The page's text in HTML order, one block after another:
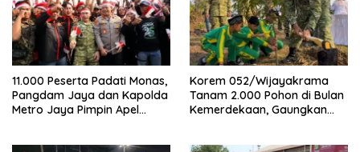
11.000 Peserta Padati Monas,
Pangdam Jaya dan Kapolda
Metro Jaya Pimpin Apel
Korem 052/Wijayakrama
Tanam 2.000 Pohon di Bulan
Kemerdekaan, Gaungkan